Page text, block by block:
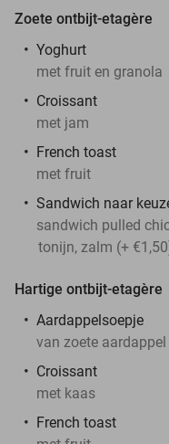
Zoete ontbijt-etagère
Yoghurt
met fruit en granola
Croissant
met jam
French toast
met fruit
Sandwich naar
sandwich pulled
tonijn, zalm (+
Hartige ontbijt-etagère
Aardappelsoepje
van zoete aardappel
Croissant
met kaas
French toast